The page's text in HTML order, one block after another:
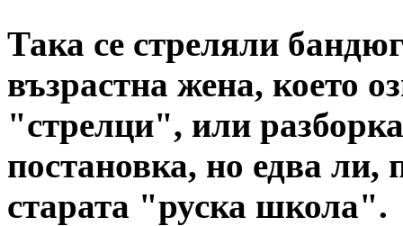
Така се стреляли
възрастна жена, което
"стрелци", или
постановка, но едва ли,
старата "руска школа".